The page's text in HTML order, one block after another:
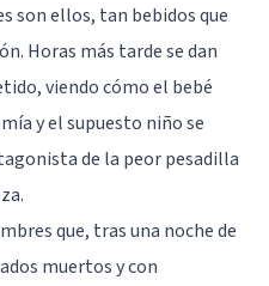
son ellos, tan bebidos que
Horas más tarde se dan
viendo cómo el bebé
y el supuesto niño se
de la peor pesadilla
que, tras una noche de
muertos y con